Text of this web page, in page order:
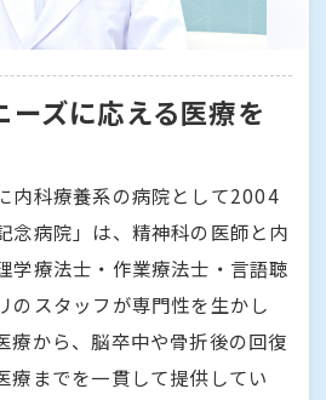
ーズに応える医療を
内科療養系の病院として2004
念病院」は、精神科の医師と内
学療法士・作業療法士・言語聴
のスタッフが専門性を生かし
療から、脳卒中や骨折後の回復
療までを一貫して提供してい